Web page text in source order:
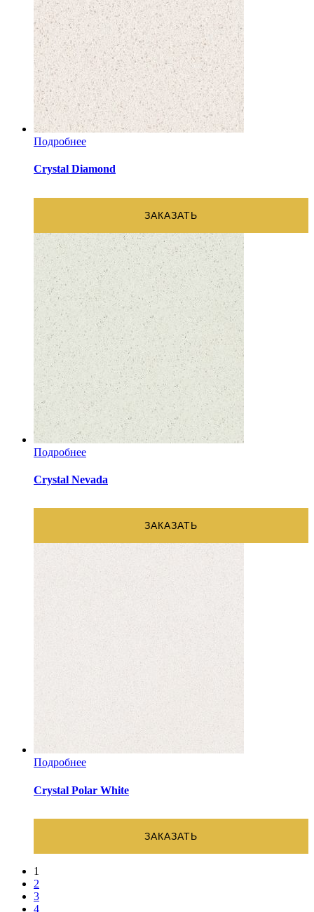
Подробнее
Crystal Diamond
ЗАКАЗАТЬ
Подробнее
Crystal Nevada
ЗАКАЗАТЬ
Подробнее
Crystal Polar White
ЗАКАЗАТЬ
1
2
3
4